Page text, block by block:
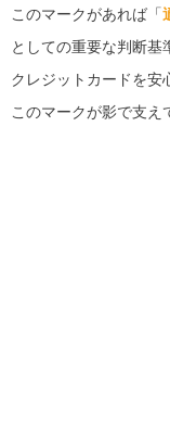
このマークがあれば「
としての重要な判断基
クレジットカードを安
このマークが影で支え